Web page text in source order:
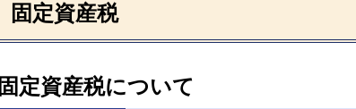
固定資産税
固定資産税について